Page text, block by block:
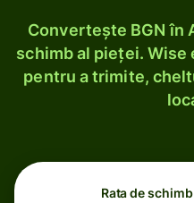
Convertește BGN în
schimb al pieței.
pentru a trimite,
Rata de